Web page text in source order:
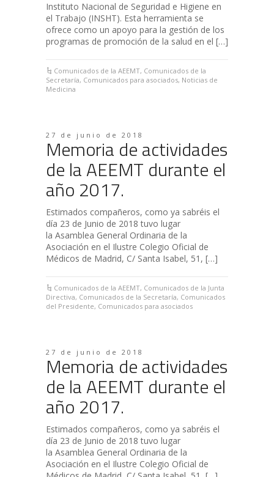
Instituto Nacional de Seguridad e Higiene en
el Trabajo (INSHT). Esta herramienta se
ofrece como un apoyo para la gestión de los
programas de promoción de la salud en el […]
Comunicados de la AEEMT, Comunicados de la
Secretaría, Comunicados para asociados, Noticias de
Medicina
27 de junio de 2018
Memoria de actividades
de la AEEMT durante el
año 2017.
Estimados compañeros, como ya sabréis el
día 23 de Junio de 2018 tuvo lugar
la Asamblea General Ordinaria de la
Asociación en el Ilustre Colegio Oficial de
Médicos de Madrid, C/ Santa Isabel, 51, […]
Comunicados de la AEEMT, Comunicados de la Junta
Directiva, Comunicados de la Secretaría, Comunicados
del Presidente, Comunicados para asociados
27 de junio de 2018
Memoria de actividades
de la AEEMT durante el
año 2017.
Estimados compañeros, como ya sabréis el
día 23 de Junio de 2018 tuvo lugar
la Asamblea General Ordinaria de la
Asociación en el Ilustre Colegio Oficial de